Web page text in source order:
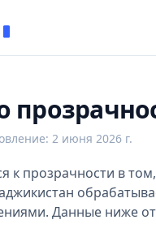
: 2 июня 2026 г.
к прозрачности в
Данные ниже